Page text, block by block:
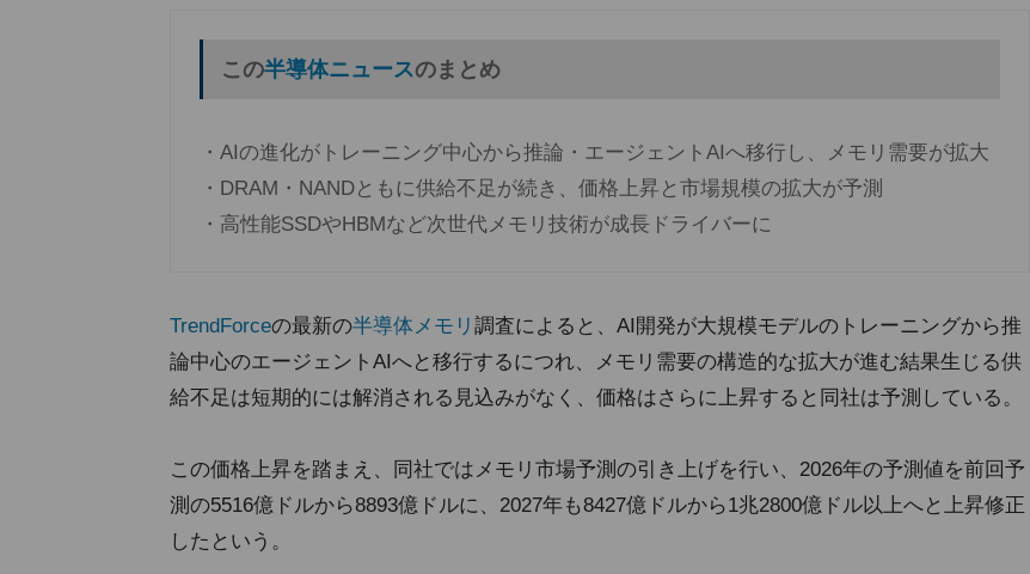
この半導体ニュースのまとめ
・AIの進化がトレーニング中心から推論・エージェントAIへ移行し、メモリ需要が拡大
・DRAM・NANDともに供給不足が続き、価格上昇と市場規模の拡大が予測
・高性能SSDやHBMなど次世代メモリ技術が成長ドライバーに
TrendForceの最新の半導体メモリ 調査によると、AI開発が大規模モデルのトレーニングから推
論中心のエージェントAIへと移行するにつれ、メモリ需要の構造的な拡大が進む結果生じる供
給不足は短期的には解消される見込みがなく、価格はさらに上昇すると同社は予測している。
この価格上昇を踏まえ、同社ではメモリ市場予測の引き上げを行い、2026年の予測値を前回予
測の5516億ドルから8893億ドルに、2027年も8427億ドルから1兆2800億ドル以上へと上昇修正
したという。